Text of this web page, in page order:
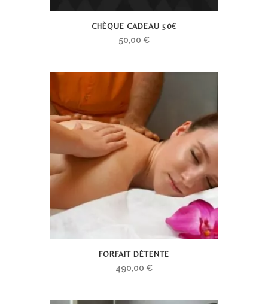
CHÈQUE CADEAU 50€
50,00 €
FORFAIT DÉTENTE
490,00 €